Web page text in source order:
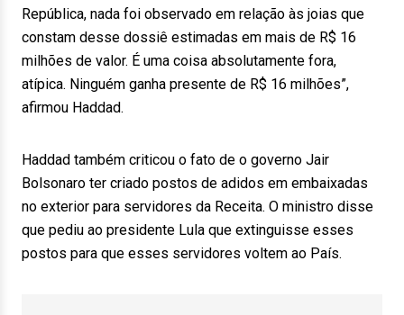
República, nada foi observado em relação às joias que
constam desse dossiê estimadas em mais de R$ 16
milhões de valor. É uma coisa absolutamente fora,
atípica. Ninguém ganha presente de R$ 16 milhões”,
afirmou Haddad.
Haddad também criticou o fato de o governo Jair
Bolsonaro ter criado postos de adidos em embaixadas
no exterior para servidores da Receita. O ministro disse
que pediu ao presidente Lula que extinguisse esses
postos para que esses servidores voltem ao País.